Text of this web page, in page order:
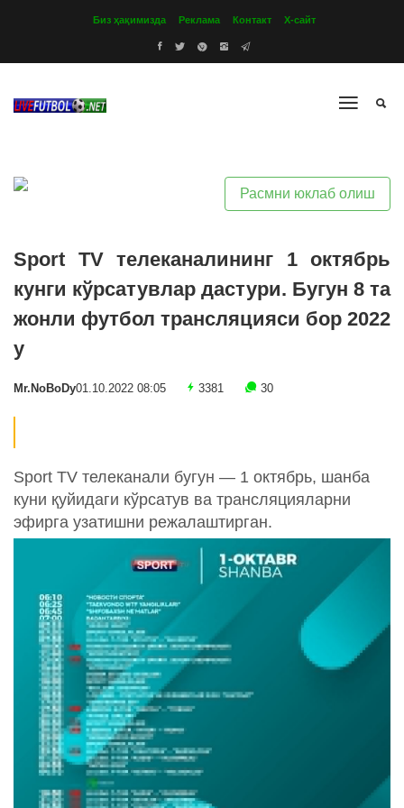
Биз ҳақимизда Реклама Контакт Х-сайт
Расмни юклаб олиш
Sport TV телеканалининг 1 октябрь
кунги кўрсатувлар дастури. Бугун 8 та
жонли футбол трансляцияси бор 2022
y
Mr.NoBoDy01.10.2022 08:05 3381 30
Sport TV телеканали бугун — 1 октябрь, шанба
куни қуйидаги кўрсатув ва трансляцияларни
эфирга узатишни режалаштирган.